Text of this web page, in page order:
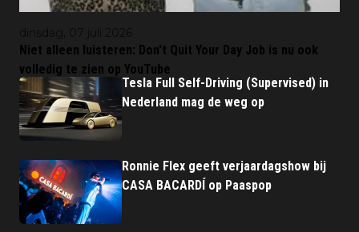
Niet alleen luisteren: Don't Quit Your Day Job is nu ook
volledig te zien op YouTube
Tesla Full Self-Driving (Supervised) in
Nederland mag de weg op
Ronnie Flex geeft verjaardagshow bij
CASA BACARDÍ op Paaspop